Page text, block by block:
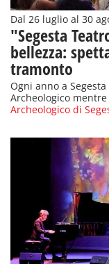
Dal 26 luglio al 30
"Segesta
bellezza:
tramonto
Ogni anno a
Archeologico
Archeologico di